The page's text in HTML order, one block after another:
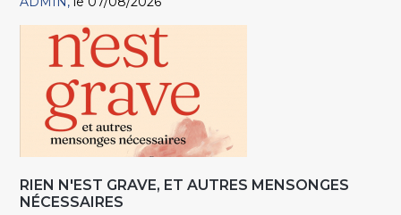
RIEN N'EST GRAVE, ET AUTRES MENSONGES
NÉCESSAIRES